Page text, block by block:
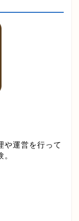
や運営を行って